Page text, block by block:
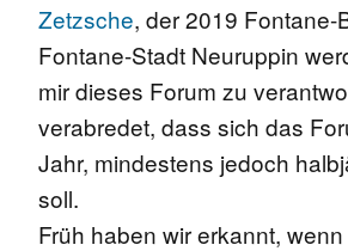
Zetzsche, der 2019 Fontane-
Fontane-Stadt Neuruppin
mir dieses Forum zu
verabredet, dass sich das
Jahr, mindestens jedoch
soll.
Früh haben wir erkannt,